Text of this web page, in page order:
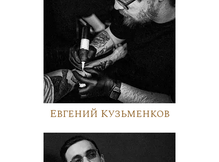
Евгений Кузьменков